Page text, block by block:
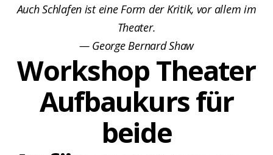
Auch Schlafen ist eine Form der Kritik, vor allem im
Theater.
— George Bernard Shaw
Workshop Theater
Aufbaukurs für
beide